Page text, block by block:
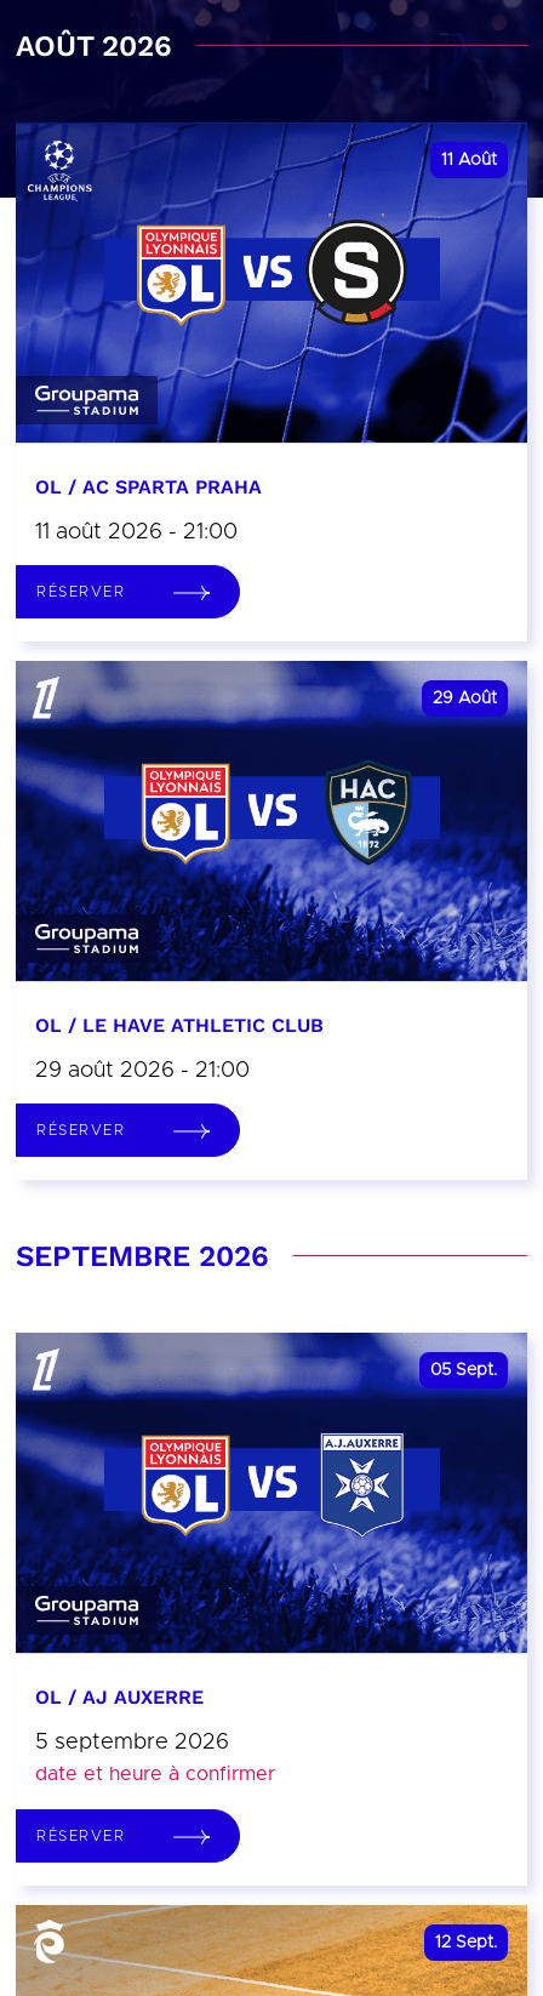
AOÛT 2026
11 Août
OL / AC SPARTA PRAHA
11 août 2026 - 21:00
RÉSERVER
29 Août
OL / LE HAVE ATHLETIC CLUB
29 août 2026 - 21:00
RÉSERVER
SEPTEMBRE 2026
05 Sept.
OL / AJ AUXERRE
5 septembre 2026
date et heure à confirmer
RÉSERVER
12 Sept.